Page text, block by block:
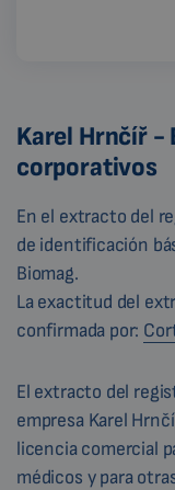
Karel Hrnčíř -
corporativos
En el extracto del
de identificación
Biomag.
La exactitud del
confirmada por:
El extracto del
empresa Karel
licencia comercial
médicos y para